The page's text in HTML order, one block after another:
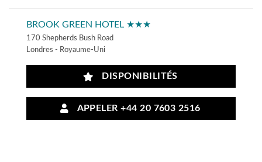
BROOK GREEN HOTEL ★★★
170 Shepherds Bush Road
Londres - Royaume-Uni
DISPONIBILITÉS
APPELER +44 20 7603 2516